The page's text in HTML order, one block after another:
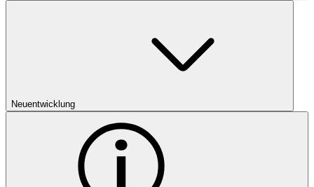
Neuentwicklung